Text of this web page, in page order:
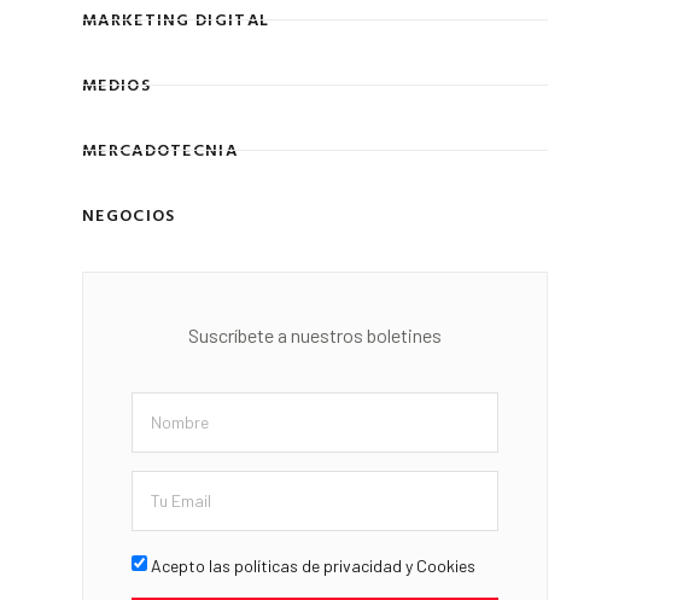
MARKETING DIGITAL
MEDIOS
MERCADOTECNIA
NEGOCIOS
Suscríbete a nuestros boletines
Acepto las políticas de privacidad y Cookies